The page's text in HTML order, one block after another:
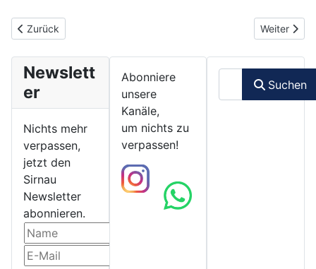
Vorheriger Beitrag: Bürgerservice
Zurück Nächster
Weiter
Newslett
er
Nichts mehr
verpassen,
jetzt den
Sirnau
Newsletter
abonnieren.
Abonniere
unsere
Kanäle,
um nichts zu
verpassen!
Suchen
Suchen